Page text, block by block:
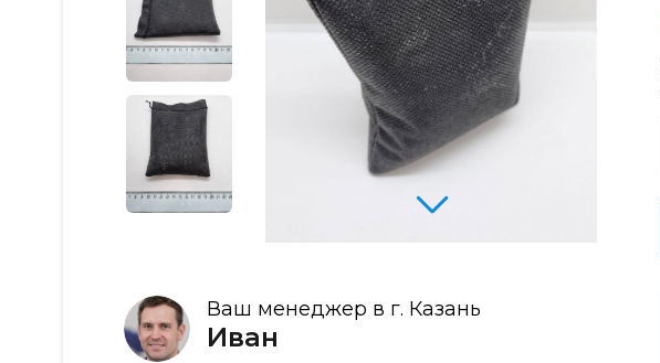
Ваш менеджер в г. Казань
Иван